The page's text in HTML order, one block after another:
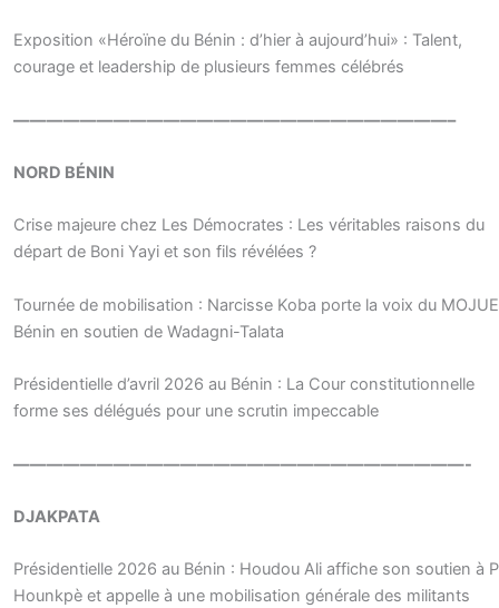
Exposition «Héroïne du Bénin : d’hier à aujourd’hui» : Talent,
courage et leadership de plusieurs femmes célébrés
——————————————————————————–
NORD BÉNIN
Crise majeure chez Les Démocrates : Les véritables raisons du
départ de Boni Yayi et son fils révélées ?
Tournée de mobilisation : Narcisse Koba porte la voix du
Bénin en soutien de Wadagni-Talata
Présidentielle d’avril 2026 au Bénin : La Cour constitutionnelle
forme ses délégués pour une scrutin impeccable
———————————————————————————-
DJAKPATA
Présidentielle 2026 au Bénin : Houdou Ali affiche son soutien à
Hounkpè et appelle à une mobilisation générale des militants